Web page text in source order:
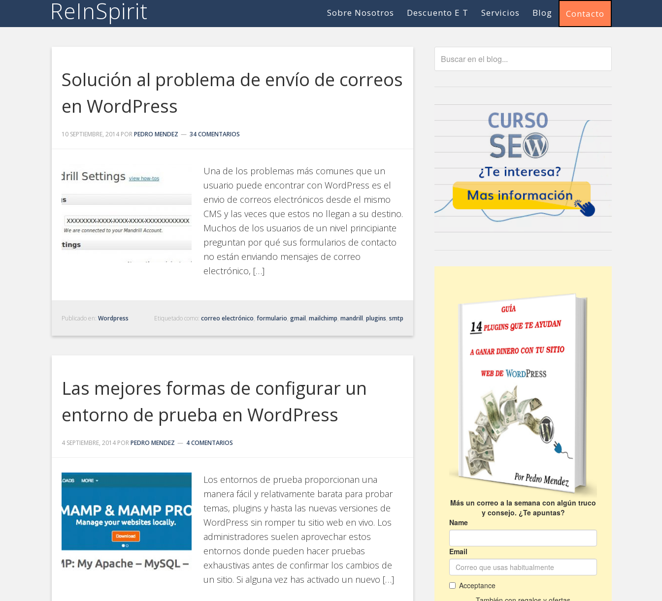
ReInSpirit Contacto
Blog
Servicios
Descuento E T
Sobre Nosotros
Solución al problema de envío de correos
en WordPress
10 SEPTIEMBRE, 2014 PORPEDRO MENDEZ 34 COMENTARIOS
Una de los problemas más comunes que un
usuario puede encontrar con WordPress es el
envio de correos electrónicos desde el mismo
CMS y las veces que estos no llegan a su destino.
Muchos de los usuarios de un nivel principiante
preguntan por qué sus formularios de contacto
no están enviando mensajes de correo
electrónico, […]
Publicado en: Wordpress Etiquetado como: correo electrónico, formulario, gmail, mailchimp, mandrill, plugins, smtp
Las mejores formas de configurar un
entorno de prueba en WordPress
4 SEPTIEMBRE, 2014 PORPEDRO MENDEZ 4 COMENTARIOS
Los entornos de prueba proporcionan una
manera fácil y relativamente barata para probar
temas, plugins y hasta las nuevas versiones de
WordPress sin romper tu sitio web en vivo. Los
administradores suelen aprovechar estos
entornos donde pueden hacer pruebas
exhaustivas antes de confirmar los cambios de
un sitio. Si alguna vez has activado un nuevo […]